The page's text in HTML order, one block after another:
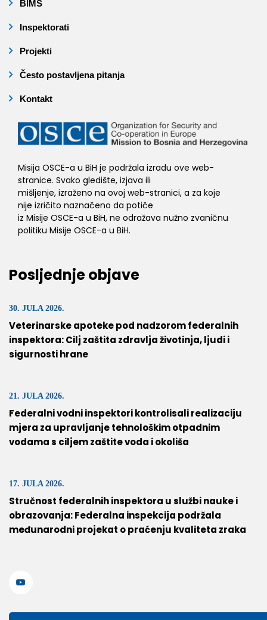
BIMS
Inspektorati
Projekti
Često postavljena pitanja
Kontakt
Misija OSCE-a u BiH je podržala izradu ove web-
stranice. Svako gledište, izjava ili
mišljenje, izraženo na ovoj web-stranici, a za koje
nije izričito naznačeno da potiče
iz Misije OSCE-a u BiH, ne odražava nužno zvaničnu
politiku Misije OSCE-a u BiH.
Posljednje objave
30. JULA 2026.
Veterinarske apoteke pod nadzorom federalnih
inspektora: Cilj zaštita zdravlja životinja, ljudi i
sigurnosti hrane
21. JULA 2026.
Federalni vodni inspektori kontrolisali realizaciju
mjera za upravljanje tehnološkim otpadnim
vodama s ciljem zaštite voda i okoliša
17. JULA 2026.
Stručnost federalnih inspektora u službi nauke i
obrazovanja: Federalna inspekcija podržala
međunarodni projekat o praćenju kvaliteta zraka